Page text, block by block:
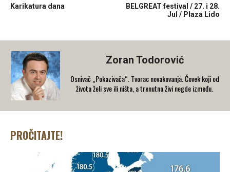
Karikatura dana
BELGREAT festival / 27. i 28.
Jul / Plaza Lido
Zoran Todorović
Osnivač „Pokazivača“. Tvorac novakovanja. Čovek koji od
života želi sve ili ništa, a trenutno živi negde između.
PROČITAJTE!